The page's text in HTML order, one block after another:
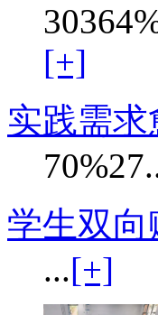
[+]
实践需求
学生双向
...[+]